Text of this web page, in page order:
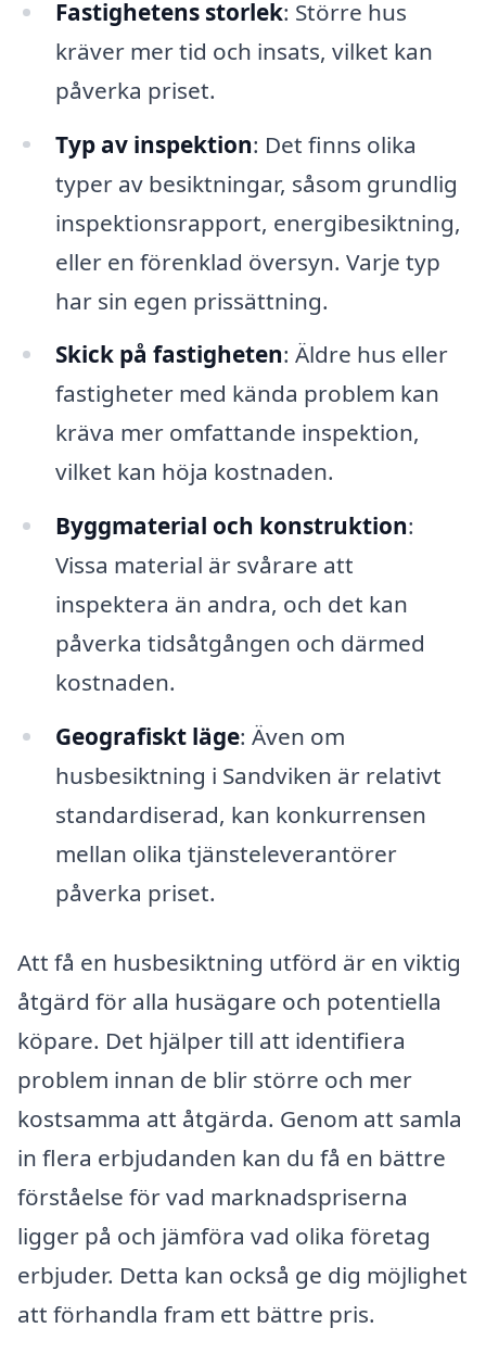
Fastighetens storlek: Större hus
kräver mer tid och insats, vilket kan
påverka priset.
Typ av inspektion: Det finns olika
typer av besiktningar, såsom grundlig
inspektionsrapport, energibesiktning,
eller en förenklad översyn. Varje typ
har sin egen prissättning.
Skick på fastigheten: Äldre hus eller
fastigheter med kända problem kan
kräva mer omfattande inspektion,
vilket kan höja kostnaden.
Byggmaterial och konstruktion:
Vissa material är svårare att
inspektera än andra, och det kan
påverka tidsåtgången och därmed
kostnaden.
Geografiskt läge: Även om
husbesiktning i Sandviken är relativt
standardiserad, kan konkurrensen
mellan olika tjänsteleverantörer
påverka priset.
Att få en husbesiktning utförd är en viktig
åtgärd för alla husägare och potentiella
köpare. Det hjälper till att identifiera
problem innan de blir större och mer
kostsamma att åtgärda. Genom att samla
in flera erbjudanden kan du få en bättre
förståelse för vad marknadspriserna
ligger på och jämföra vad olika företag
erbjuder. Detta kan också ge dig möjlighet
att förhandla fram ett bättre pris.